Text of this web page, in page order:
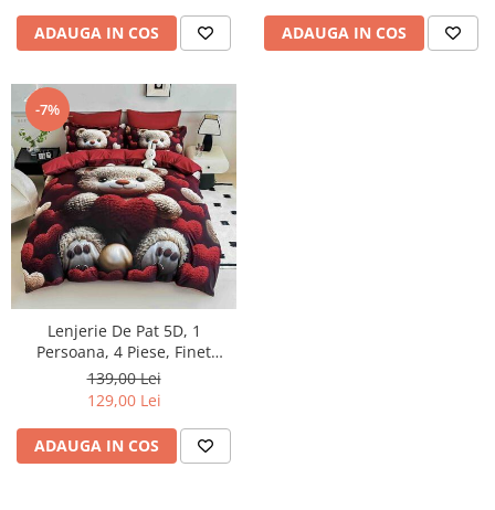
ADAUGA IN COS ADAUGA IN COS
-7%
Lenjerie De Pat 5D, 1
Persoana, 4 Piese, Finet
Premium
139,00 Lei
129,00 Lei
ADAUGA IN COS